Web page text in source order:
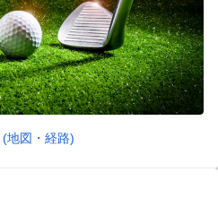
(地図・経路)